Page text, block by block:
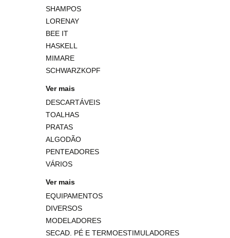
SHAMPOS
LORENAY
BEE IT
HASKELL
MIMARE
SCHWARZKOPF
Ver mais
DESCARTÁVEIS
TOALHAS
PRATAS
ALGODÃO
PENTEADORES
VÁRIOS
Ver mais
EQUIPAMENTOS
DIVERSOS
MODELADORES
SECAD. PÉ E TERMOESTIMULADORES